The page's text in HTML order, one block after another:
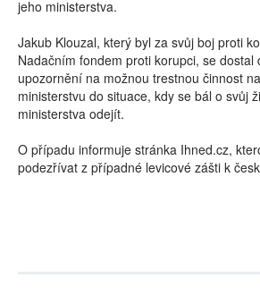
jeho ministerstva.
Jakub Klouzal, který byl za svůj boj proti
Nadačním fondem proti korupci, se dostal
upozornění na možnou trestnou činnost
ministerstvu do situace, kdy se bál o svůj
ministerstva odejít.
O případu informuje stránka Ihned.cz,
podezřívat z případné levicové zášti k